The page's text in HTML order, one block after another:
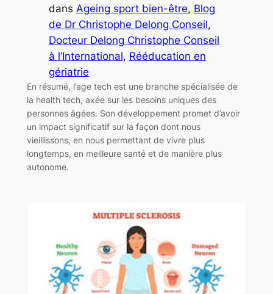
dans Ageing sport bien-être, Blog
de Dr Christophe Delong Conseil
Docteur Delong Christophe Conseil
à l’International, Rééducation en
gériatrie
En résumé, l’age tech est une branche spécialisée de
la health tech, axée sur les besoins uniques des
personnes âgées. Son développement promet d’avoir
un impact significatif sur la façon dont nous
vieillissons, en nous permettant de vivre plus
longtemps, en meilleure santé et de manière plus
autonome.